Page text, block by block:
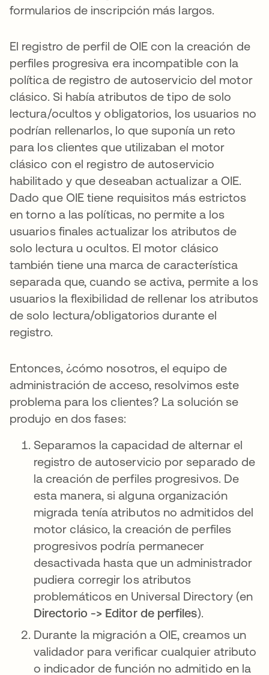
formularios de inscripción más largos.
El registro de perfil de OIE con la creación de
perfiles progresiva era incompatible con la
política de registro de autoservicio del motor
clásico. Si había atributos de tipo de solo
lectura/ocultos y obligatorios, los usuarios no
podrían rellenarlos, lo que suponía un reto
para los clientes que utilizaban el motor
clásico con el registro de autoservicio
habilitado y que deseaban actualizar a OIE.
Dado que OIE tiene requisitos más estrictos
en torno a las políticas, no permite a los
usuarios finales actualizar los atributos de
solo lectura u ocultos. El motor clásico
también tiene una marca de característica
separada que, cuando se activa, permite a los
usuarios la flexibilidad de rellenar los atributos
de solo lectura/obligatorios durante el
registro.
Entonces, ¿cómo nosotros, el equipo de
administración de acceso, resolvimos este
problema para los clientes? La solución se
produjo en dos fases:
Separamos la capacidad de alternar el
registro de autoservicio por separado de
la creación de perfiles progresivos. De
esta manera, si alguna organización
migrada tenía atributos no admitidos del
motor clásico, la creación de perfiles
progresivos podría permanecer
desactivada hasta que un administrador
pudiera corregir los atributos
problemáticos en Universal Directory (en
Directorio -> Editor de perfiles).
Durante la migración a OIE, creamos un
validador para verificar cualquier atributo
o indicador de función no admitido en la